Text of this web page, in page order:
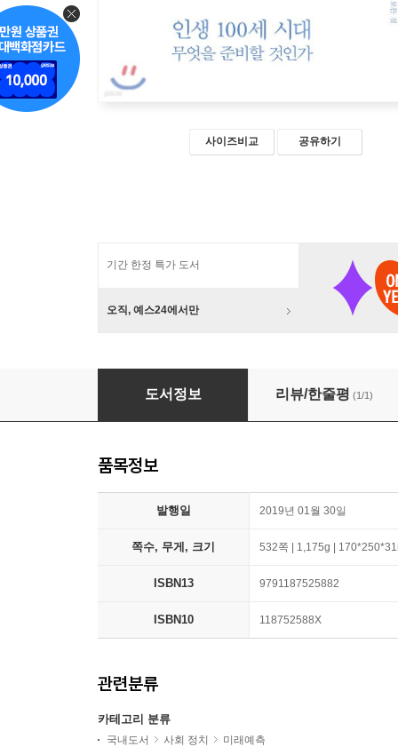
사이즈비교 공유하기
기간 한정 특가 도서
오직, 예스24에서만
도쿄대 고령사회 교과서
도서정보 리뷰/한줄평 (1/1)
품목정보
발행일 2019년 01월 30일
쪽수, 무게, 크기 532쪽 | 1,175g |
ISBN13 9791187525882
ISBN10 118752588X
관련분류
카테고리 분류
국내도서 사회 정치 미래예측